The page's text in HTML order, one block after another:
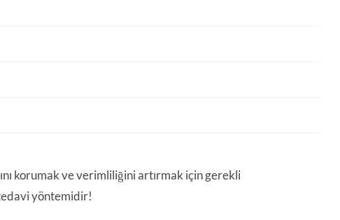
korumak ve verimliliğini artırmak için gerekli
yöntemidir!